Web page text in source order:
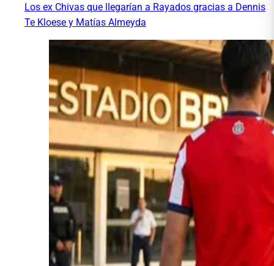
Los ex Chivas que llegarían a Rayados gracias a Dennis
Te Kloese y Matías Almeyda